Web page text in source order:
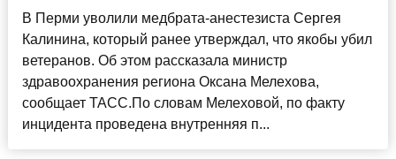
В Перми уволили медбрата-анестезиста Сергея
Калинина, который ранее утверждал, что якобы убил
ветеранов. Об этом рассказала министр
здравоохранения региона Оксана Мелехова,
сообщает ТАСС.По словам Мелеховой, по факту
инцидента проведена внутренняя п...